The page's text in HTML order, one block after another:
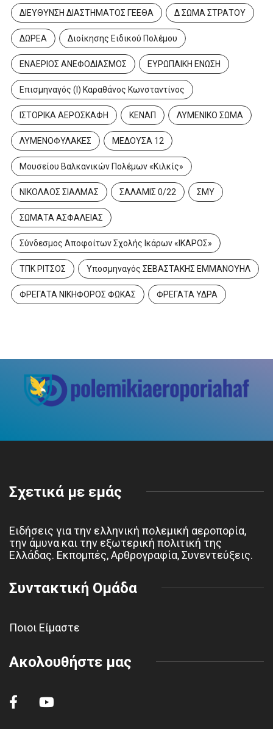
ΔΙΕΥΘΥΝΣΗ ΔΙΑΣΤΗΜΑΤΟΣ ΓΕΕΘΑ Δ ΣΩΜΑ ΣΤΡΑΤΟΥ
ΔΩΡΕΑ Διοίκησης Ειδικού Πολέμου
ΕΝΑΕΡΙΟΣ ΑΝΕΦΟΔΙΑΣΜΟΣ ΕΥΡΩΠΑΙΚΗ ΕΝΩΣΗ
Επισμηναγός (Ι) Καραθάνος Κωνσταντίνος
ΙΣΤΟΡΙΚΑ ΑΕΡΟΣΚΑΦΗ ΚΕΝΑΠ ΛΥΜΕΝΙΚΟ ΣΩΜΑ
ΛΥΜΕΝΟΦΥΛΑΚΕΣ ΜΕΔΟΥΣΑ 12
Μουσείου Βαλκανικών Πολέμων «Κιλκίς»
ΝΙΚΟΛΑΟΣ ΣΙΑΛΜΑΣ ΣΑΛΑΜΙΣ 0/22 ΣΜΥ
ΣΩΜΑΤΑ ΑΣΦΑΛΕΙΑΣ
Σύνδεσμος Αποφοίτων Σχολής Ικάρων «ΙΚΑΡΟΣ»
ΤΠΚ ΡΙΤΣΟΣ Υποσμηναγός ΣΕΒΑΣΤΑΚΗΣ ΕΜΜΑΝΟΥΗΛ
ΦΡΕΓΑΤΑ ΝΙΚΗΦΟΡΟΣ ΦΩΚΑΣ ΦΡΕΓΑΤΑ ΥΔΡΑ
Σχετικά με εμάς
Ειδήσεις για την ελληνική πολεμική αεροπορία,
την άμυνα και την εξωτερική πολιτική της
Ελλάδας. Εκπομπές, Αρθρογραφία, Συνεντεύξεις.
Συντακτική Ομάδα
Ποιοι Είμαστε
Ακολουθήστε μας